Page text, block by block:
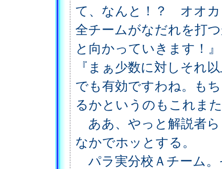
て、なんと！？ オオ
全チームがなだれを打
と向かっていきます！』
『まぁ少数に対しそれ
でも有効ですわね。も
るかというのもこれま
ああ、やっと解説者
なかでホッとする。
パラ実分校Ａチーム。